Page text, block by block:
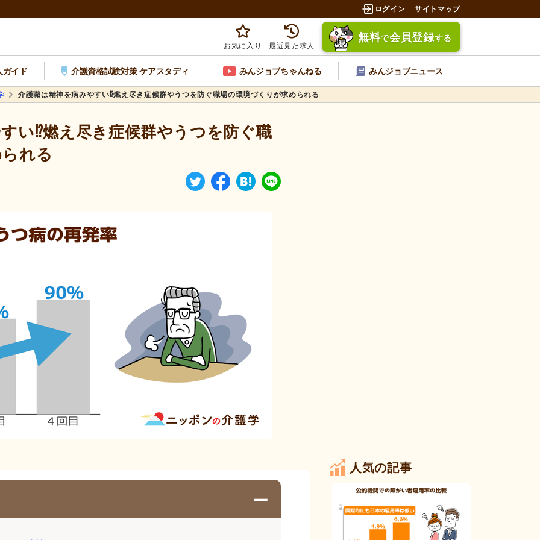
ログイン サイトマップ
お気に入り 最近見た求人
無料で会員登録する
ガイド 介護資格試験対策 ケアスタディ みんジョブちゃんねる みんジョブニュース
介護職は精神を病みやすい⁉燃え尽き症候群やうつを防ぐ職場の環境づくりが求められる
い⁉燃え尽き症候群やうつを防ぐ職
れる
人気の記事